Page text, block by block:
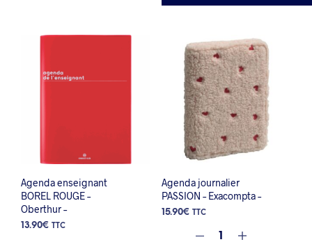
Agenda enseignant
BOREL ROUGE –
Oberthur –
13.90€ TTC
Agenda journalier
PASSION – Exacompta –
15.90€ TTC